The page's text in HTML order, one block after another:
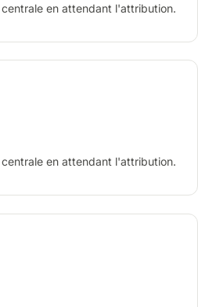
en attendant l'attribution.
en attendant l'attribution.